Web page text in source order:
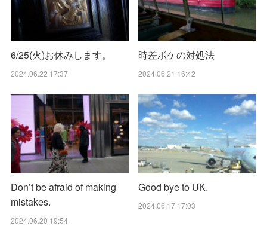
6/25(火)お休みします。
2024.06.22 17:37
時差ボケの対処法
2024.06.21 16:42
Don’t be afraid of making
mistakes.
2024.06.20 19:54
Good bye to UK.
2024.06.17 17:03